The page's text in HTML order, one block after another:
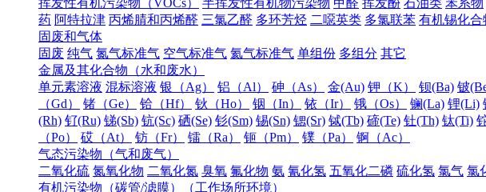
药 阿特拉津 丙烯腈和丙烯醛 三氯乙醛 多环芳烃 二噁英类 多氯联苯 有机锡化合
固废和气体
固废 纯气 氮气标准气 空气标准气 氦气标准气 单组份 多组分 其它
金属及其化合物（水和废水）
单元素溶液 混标溶液 银（Ag） 铝（Al） 砷（As） 金(Au) 钾（K） 钡(Ba) 铍
（Gd）
锗（Ge） 铪（Hf） 钬（Ho） 铟（In） 铱（Ir） 锇（Os） 镧(La) 锂(Li)
(Rh) 钌(Ru) 锑(Sb) 钪(Sc) 硒(Se) 钐(Sm) 锡(Sn) 锶(Sr) 铽(Tb) 碲(Te) 钍(Th) 钛(Ti)
（Po）
砹（At） 钫（Fr） 镭（Ra） 钷（Pm） 镤（Pa）
锕（Ac）
气态污染物（气和废气）
二氧化硫 氮氧化物 二氧化氮 臭氧 氟化物 氨 氰化氢 五氧化二磷 硫化氢 氯气 氯
有机污染物（碳管/滤膜）（工作场所环境）